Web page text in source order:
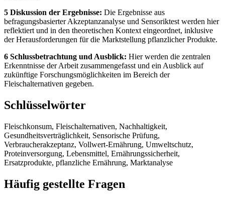
5 Diskussion der Ergebnisse: Die Ergebnisse aus
befragungsbasierter Akzeptanzanalyse und Sensoriktest werden hier
reflektiert und in den theoretischen Kontext eingeordnet, inklusive
der Herausforderungen für die Marktstellung pflanzlicher Produkte.
6 Schlussbetrachtung und Ausblick: Hier werden die zentralen
Erkenntnisse der Arbeit zusammengefasst und ein Ausblick auf
zukünftige Forschungsmöglichkeiten im Bereich der
Fleischalternativen gegeben.
Schlüsselwörter
Fleischkonsum, Fleischalternativen, Nachhaltigkeit,
Gesundheitsverträglichkeit, Sensorische Prüfung,
Verbraucherakzeptanz, Vollwert-Ernährung, Umweltschutz,
Proteinversorgung, Lebensmittel, Ernährungssicherheit,
Ersatzprodukte, pflanzliche Ernährung, Marktanalyse
Häufig gestellte Fragen